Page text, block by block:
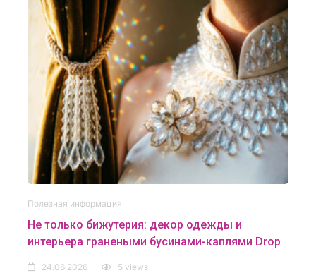
Полезная информация
Не только бижутерия: декор одежды и
интерьера гранеными бусинами-каплями Drop
24.06.2026 5 views